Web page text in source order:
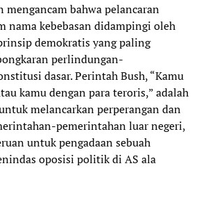
mengancam bahwa pelancaran
nama kebebasan didampingi oleh
demokratis yang paling
perlindungan-
dasar. Perintah Bush, “Kamu
kamu dengan para teroris,” adalah
melancarkan perperangan dan
pemerintahan luar negeri,
untuk pengadaan sebuah
oposisi politik di AS ala